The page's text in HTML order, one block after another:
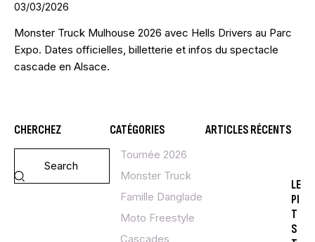
03/03/2026
Monster Truck Mulhouse 2026 avec Hells Drivers au Parc
Expo. Dates officielles, billetterie et infos du spectacle
cascade en Alsace.
CHERCHEZ CATÉGORIES
Tournée 2026
Monster Truck
Famille Danglade
Moto Freestyle
Cascades
ARTICLES RÉCENTS
LE
PI
T
S